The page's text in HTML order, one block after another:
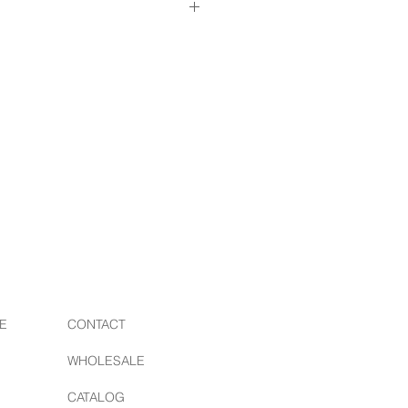
ロダクトを現代に蘇らせるブラン
CONTACT
WHOLESALE
CATALOG